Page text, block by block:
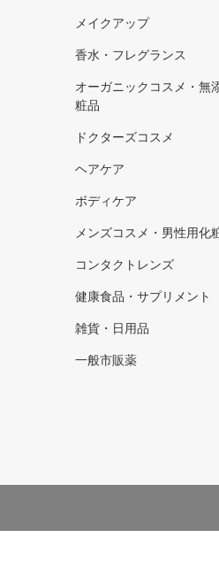
メイクアップ
香水・フレグランス
オーガニックコスメ・無
粧品
ドクターズコスメ
ヘアケア
ボディケア
メンズコスメ・男性用化
コンタクトレンズ
健康食品・サプリメント
雑貨・日用品
一般市販薬